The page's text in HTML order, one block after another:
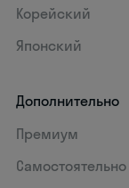
Корейский
Японский
Дополнительно
Премиум
Самостоятельно